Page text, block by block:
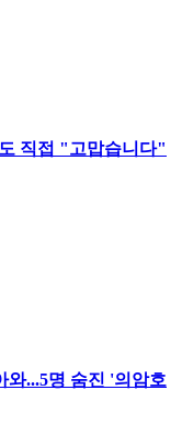
직접 "고맙습니다"
...5명 숨진 '의암호